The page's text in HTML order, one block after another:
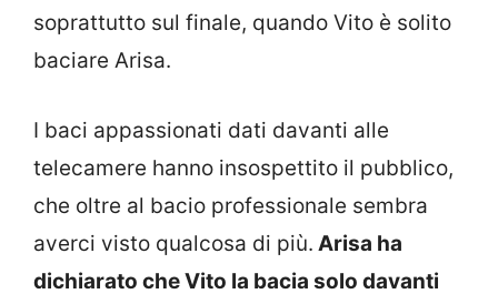
soprattutto sul finale, quando Vito è solito
baciare Arisa.
I baci appassionati dati davanti alle
telecamere hanno insospettito il pubblico,
che oltre al bacio professionale sembra
averci visto qualcosa di più. Arisa ha
dichiarato che Vito la bacia solo davanti